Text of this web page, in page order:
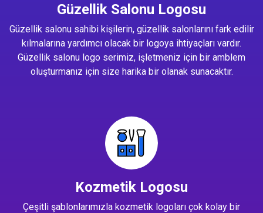
Güzellik Salonu Logosu
Güzellik salonu sahibi kişilerin, güzellik salonlarını fark edilir
kılmalarına yardımcı olacak bir logoya ihtiyaçları vardır.
Güzellik salonu logo serimiz, işletmeniz için bir amblem
oluşturmanız için size harika bir olanak sunacaktır.
Kozmetik Logosu
Çeşitli şablonlarımızla kozmetik logoları çok kolay bir